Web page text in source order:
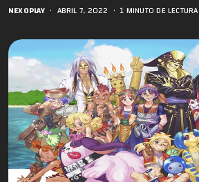
NEXOPLAY • ABRIL 7, 2022 • 1 MINUTO DE LECTURA